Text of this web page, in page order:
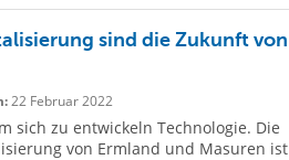
sind die Zukunft von
22 Februar 2022
sich zu entwickeln Technologie. Die
von Ermland und Masuren ist